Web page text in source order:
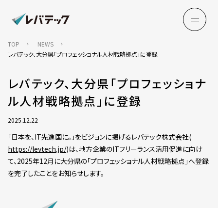
TOP
NEWS
レバテック、大分県「プロフェッショナル人材戦略拠点」に登録
レバテック、大分県「プロフェッショナ
ル人材戦略拠点」に登録
2025.12.22
「日本を、IT先進国に。」をビジョンに掲げるレバテック株式会社(
https://levtech.jp/)は、地方企業のITフリーランス活用促進に向け
て、2025年12月に大分県の「プロフェッショナル人材戦略拠点」へ登録
を完了したことをお知らせします。